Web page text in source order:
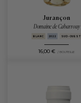
Jurançon
Domaine de Cabarrouy
BLANC 2022 SUD-OUEST
16,00 € / BOUTEILLE